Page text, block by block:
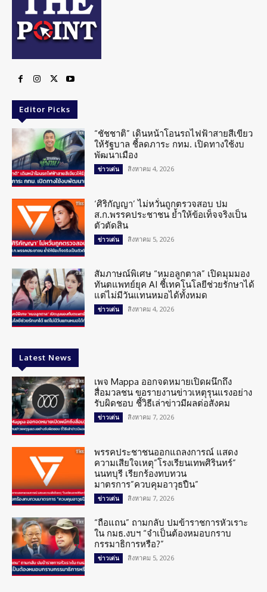
Editor Picks
“ชัชชาติ” เดินหน้าโอนรถไฟฟ้าสายสีเขียว
ให้รัฐบาล ชี้ลดภาระ กทม. เปิดทางใช้งบ
พัฒนาเมือง
ข่าวเด่น สิงหาคม 4, 2026
‘ศิริกัญญา’ ไม่หวั่นถูกตรวจสอบ ปม
ส.ก.พรรคประชาชน ย้ำให้ข้อเท็จจริงเป็น
ตัวตัดสิน
ข่าวเด่น สิงหาคม 5, 2026
สัมภาษณ์พิเศษ “หมอลูกตาล” เปิดมุมมอง
ทันตแพทย์ยุค AI ชี้เทคโนโลยีช่วยรักษาได้
แต่ไม่มีวันแทนหมอได้ทั้งหมด
ข่าวเด่น สิงหาคม 4, 2026
Latest News
เพจ Mappa ออกจดหมายเปิดผนึกถึง
สื่อมวลชน ขอรายงานข่าวเหตุรุนแรงอย่าง
รับผิดชอบ ชี้วิธีเล่าข่าวมีผลต่อสังคม
ข่าวเด่น สิงหาคม 7, 2026
พรรคประชาชนออกแถลงการณ์ แสดง
ความเสียใจเหตุ”โรงเรียนเทพศิรินทร์”
นนทบุรี เรียกร้องทบทวน
มาตรการ”ควบคุมอาวุธปืน”
ข่าวเด่น สิงหาคม 7, 2026
“ถือแถน” ถามกลับ ปมข้าราชการหัวเราะ
ใน กมธ.งบฯ “จำเป็นต้องหมอบกราบ
กรรมาธิการหรือ?”
ข่าวเด่น สิงหาคม 5, 2026